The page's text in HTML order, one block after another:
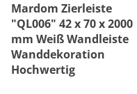
Mardom Zierleiste
"QL006" 42 x 70 x 2000
mm Weiß Wandleiste
Wanddekoration
Hochwertig